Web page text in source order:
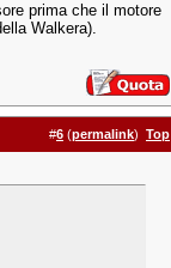
prima che il motore
Walkera).
#6 (permalink) Top